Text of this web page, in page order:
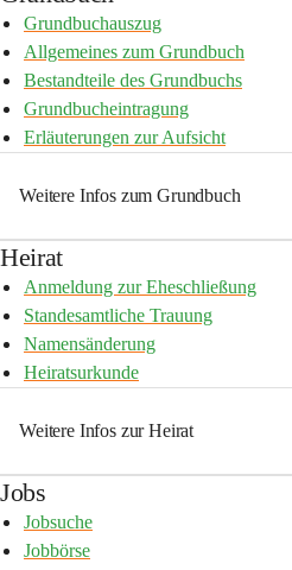
Grundbuchauszug
Allgemeines zum Grundbuch
Bestandteile des Grundbuchs
Grundbucheintragung
Erläuterungen zur Aufsicht
Weitere Infos zum Grundbuch
Heirat
Anmeldung zur Eheschließung
Standesamtliche Trauung
Namensänderung
Heiratsurkunde
Weitere Infos zur Heirat
Jobs
Jobsuche
Jobbörse